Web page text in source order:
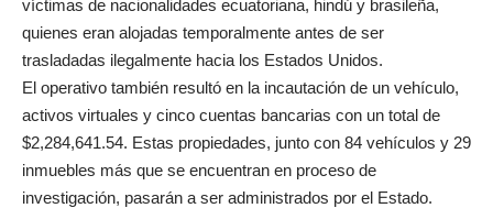
víctimas de nacionalidades ecuatoriana, hindú y brasileña,
quienes eran alojadas temporalmente antes de ser
trasladadas ilegalmente hacia los Estados Unidos.
El operativo también resultó en la incautación de un vehículo,
activos virtuales y cinco cuentas bancarias con un total de
$2,284,641.54. Estas propiedades, junto con 84 vehículos y 29
inmuebles más que se encuentran en proceso de
investigación, pasarán a ser administrados por el Estado.